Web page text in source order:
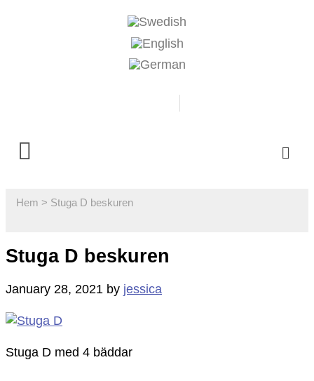
Hem > Stuga D beskuren
Stuga D beskuren
January 28, 2021 by jessica
Stuga D med 4 bäddar